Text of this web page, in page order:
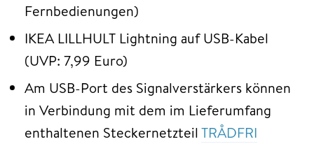
Fernbedienungen)
IKEA LILLHULT Lightning auf USB-Kabel
(UVP: 7,99 Euro)
Am USB-Port des Signalverstärkers können
in Verbindung mit dem im Lieferumfang
enthaltenen SteckernetzteilTRÅDFRI